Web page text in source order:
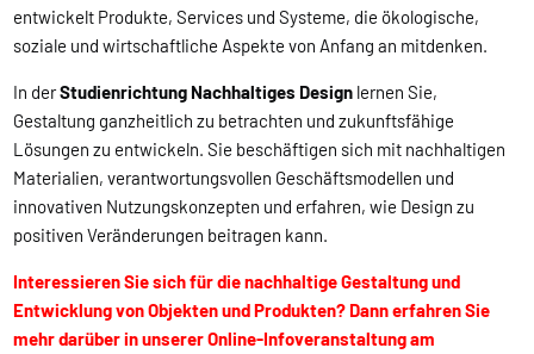
entwickelt Produkte, Services und Systeme, die ökologische,
soziale und wirtschaftliche Aspekte von Anfang an mitdenken.
In derStudienrichtung Nachhaltiges Design lernen Sie,
Gestaltung ganzheitlich zu betrachten und zukunftsfähige
Lösungen zu entwickeln. Sie beschäftigen sich mit nachhaltigen
Materialien, verantwortungsvollen Geschäftsmodellen und
innovativen Nutzungskonzepten und erfahren, wie Design zu
positiven Veränderungen beitragen kann.
Interessieren Sie sich für die nachhaltige Gestaltung und
Entwicklung von Objekten und Produkten? Dann erfahren Sie
mehr darüber in unserer Online-Infoveranstaltung am